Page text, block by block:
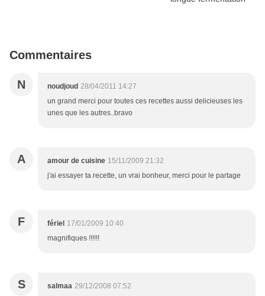
Commentaires
N noudjoud 28/04/2011 14:27
un grand merci pour toutes ces recettes aussi delicieuses les
unes que les autres..bravo
A amour de cuisine 15/11/2009 21:32
j'ai essayer ta recette, un vrai bonheur, merci pour le partage
F fériel 17/01/2009 10:40
magnifiques !!!!!!
S salmaa 29/12/2008 07:52